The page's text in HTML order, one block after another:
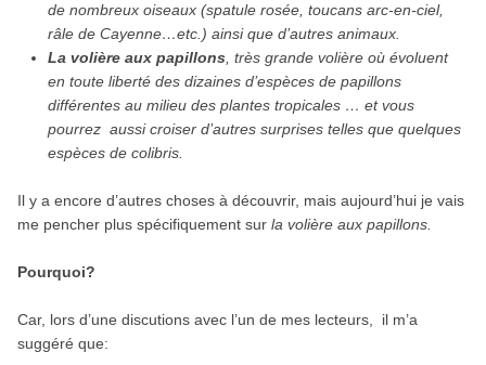
de nombreux oiseaux (spatule rosée, toucans arc-en-ciel,
râle de Cayenne…etc.) ainsi que d’autres animaux.
La volière aux papillons, très grande volière où évoluent
en toute liberté des dizaines d’espèces de papillons
différentes au milieu des plantes tropicales … et vous
pourrez aussi croiser d’autres surprises telles que quelques
espèces de colibris.
Il y a encore d’autres choses à découvrir, mais aujourd’hui je vais
me pencher plus spécifiquement sur la volière aux papillons.
Pourquoi?
Car, lors d’une discutions avec l’un de mes lecteurs, il m’a
suggéré que: